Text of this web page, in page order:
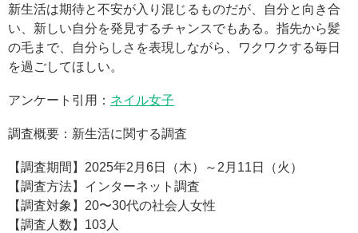
新生活は期待と不安が入り混じるものだが、自分と向き合
い、新しい自分を発見するチャンスでもある。指先から髪
の毛まで、自分らしさを表現しながら、ワクワクする毎日
を過ごしてほしい。
アンケート引用： ネイル女子
調査概要：新生活に関する調査
【調査期間】2025年2月6日（木）～2月11日（火）
【調査方法】インターネット調査
【調査対象】20〜30代の社会人女性
【調査人数】103人